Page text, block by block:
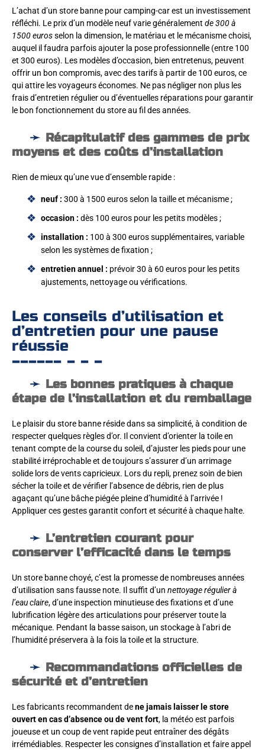
L’achat d’un store banne pour camping-car est un investissement
réfléchi. Le prix d’un modèle neuf varie généralement de 300 à
1500 eurosselon la dimension, le matériau et le mécanisme choisi,
auquel il faudra parfois ajouter la pose professionnelle (entre 100
et 300 euros). Les modèles d’occasion, bien entretenus, peuvent
offrir un bon compromis, avec des tarifs à partir de 100 euros, ce
qui attire les voyageurs économes. Ne pas négliger non plus les
frais d’entretien régulier ou d’éventuelles réparations pour garantir
le bon fonctionnement du store au fil des années.
Récapitulatif des gammes de prix
moyens et des coûts d’installation
Rien de mieux qu’une vue d’ensemble rapide :
neuf : 300 à 1500 euros selon la taille et mécanisme ;
occasion : dès 100 euros pour les petits modèles ;
installation : 100 à 300 euros supplémentaires, variable
selon les systèmes de fixation ;
entretien annuel : prévoir 30 à 60 euros pour les petits
ajustements, nettoyage ou vérifications.
Les conseils d’utilisation et
d’entretien pour une pause
réussie
Les bonnes pratiques à chaque
étape de l’installation et du remballage
Le plaisir du store banne réside dans sa simplicité, à condition de
respecter quelques règles d’or. Il convient d’orienter la toile en
tenant compte de la course du soleil, d’ajuster les pieds pour une
stabilité irréprochable et de toujours s’assurer d’un arrimage
solide lors de vents capricieux. Lors du repli, prenez soin de bien
sécher la toile et de vérifier l’absence de débris, rien de plus
agaçant qu’une bâche piégée pleine d’humidité à l’arrivée !
Appliquer ces gestes garantit confort et sécurité à chaque halte.
L’entretien courant pour
conserver l’efficacité dans le temps
Un store banne choyé, c’est la promesse de nombreuses années
d’utilisation sans fausse note. Il suffit d’un nettoyage régulier à
l’eau claire, d’une inspection minutieuse des fixations et d’une
lubrification légère des articulations pour préserver toute la
mécanique. Pendant la basse saison, un stockage à l’abri de
l’humidité préservera à la fois la toile et la structure.
Recommandations officielles de
sécurité et d’entretien
Les fabricants recommandent dene jamais laisser le store
ouvert en cas d’absence ou de vent fort, la météo est parfois
joueuse et un coup de vent rapide peut entraîner des dégâts
irrémédiables. Respecter les consignes d’installation et faire appel